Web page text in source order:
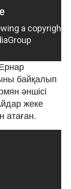
байқалып
әншісі
жеке
атаған.